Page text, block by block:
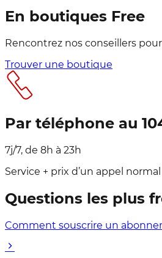
En boutiques Free
Rencontrez nos conseillers
Trouver une boutique
Par téléphone au
7j/7, de 8h à 23h
Service + prix d’un appel normal
Questions les plus
Comment souscrire un